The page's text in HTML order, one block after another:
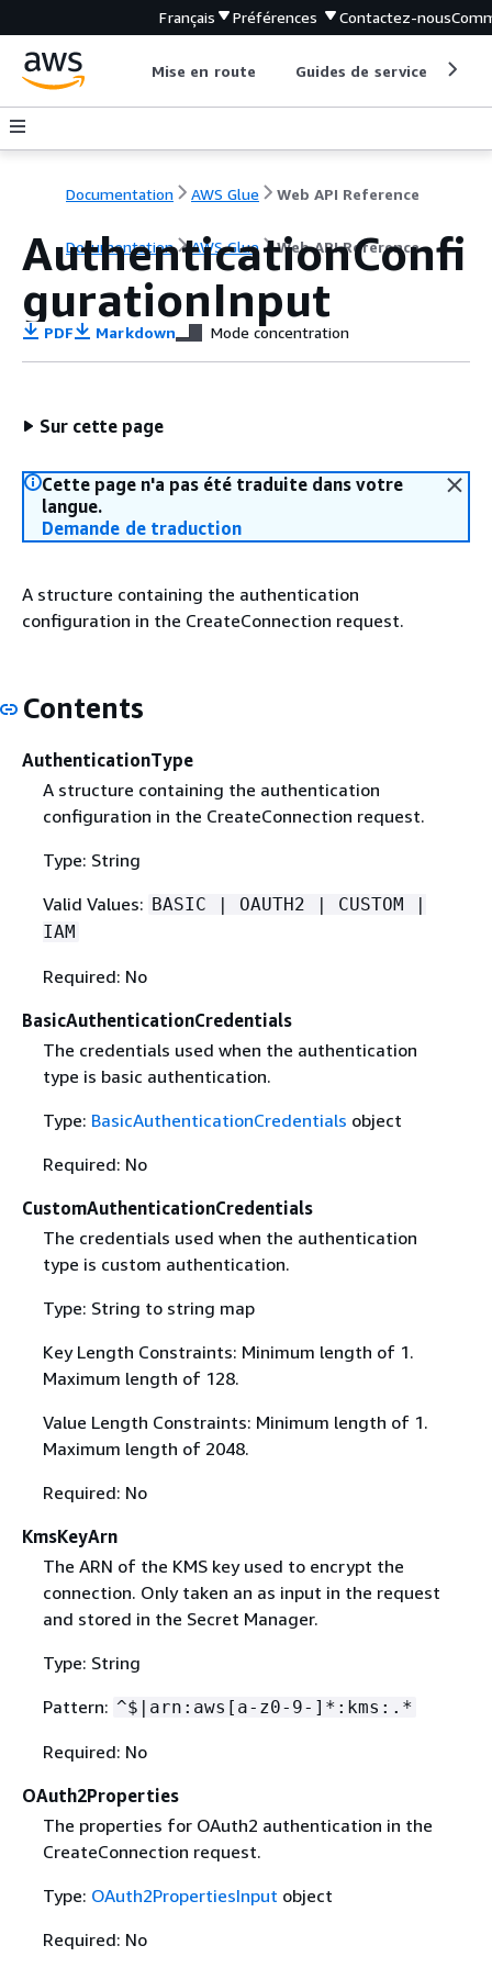
Français Préférences Contactez-nous
Mise en route Guides de service
Documentation AWS Glue Web API Reference
Documentation AWS Glue Web API Reference
AuthenticationConfi
gurationInput
PDF Markdown Mode concentration
Sur cette page
Cette page n'a pas été traduite dans votre
langue.
Demande de traduction
A structure containing the authentication
configuration in the CreateConnection request.
Contents
AuthenticationType
A structure containing the authentication
configuration in the CreateConnection request.
Type: String
Valid Values: BASIC | OAUTH2 | CUSTOM |
IAM
Required: No
BasicAuthenticationCredentials
The credentials used when the authentication
type is basic authentication.
Type: BasicAuthenticationCredentials object
Required: No
CustomAuthenticationCredentials
The credentials used when the authentication
type is custom authentication.
Type: String to string map
Key Length Constraints: Minimum length of 1.
Maximum length of 128.
Value Length Constraints: Minimum length of 1.
Maximum length of 2048.
Required: No
KmsKeyArn
The ARN of the KMS key used to encrypt the
connection. Only taken an as input in the request
and stored in the Secret Manager.
Type: String
Pattern: ^$|arn:aws[a-z0-9-]*:kms:.*
Required: No
OAuth2Properties
The properties for OAuth2 authentication in the
CreateConnection request.
Type: OAuth2PropertiesInput object
Required: No